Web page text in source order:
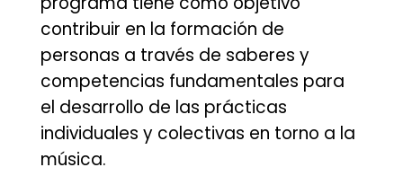
contribuir en la formación de
personas a través de saberes y
competencias fundamentales para
el desarrollo de las prácticas
individuales y colectivas en torno a la
música.